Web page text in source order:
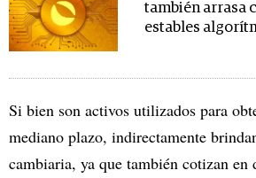
también arrasa
estables
Si bien son activos utilizados para
mediano plazo, indirectamente
cambiaria, ya que también cotizan en